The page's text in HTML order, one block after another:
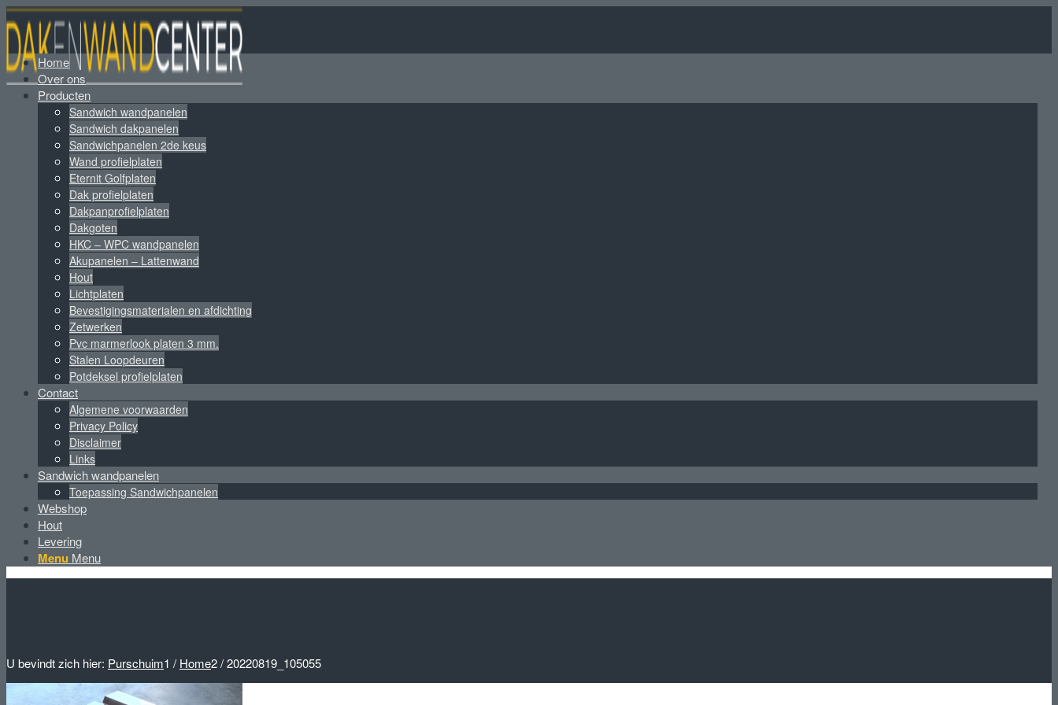
Home
Over ons
Producten
Sandwich wandpanelen
Sandwich dakpanelen
Sandwichpanelen 2de keus
Wand profielplaten
Eternit Golfplaten
Dak profielplaten
Dakpanprofielplaten
Dakgoten
HKC – WPC wandpanelen
Akupanelen – Lattenwand
Hout
Lichtplaten
Bevestigingsmaterialen en afdichting
Zetwerken
Pvc marmerlook platen 3 mm.
Stalen Loopdeuren
Potdeksel profielplaten
Contact
Algemene voorwaarden
Privacy Policy
Disclaimer
Links
Sandwich wandpanelen
Toepassing Sandwichpanelen
Webshop
Hout
Levering
Menu Menu
U bevindt zich hier: Purschuim1 / Home2/20220819_105055